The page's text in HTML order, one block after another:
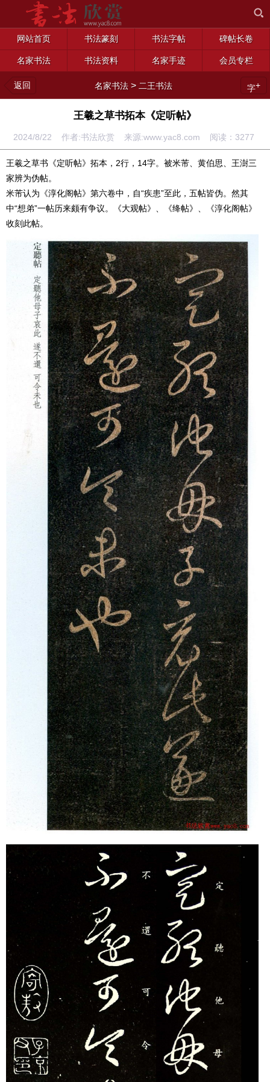
网站首页 书法篆刻 书法字帖 碑帖长卷
名家书法 书法资料 名家手迹 会员专栏
返回 名家书法 > 二王书法 字+
王羲之草书拓本《定听帖》
2024/8/22 作者:书法欣赏 来源:www.yac8.com 阅读： 3277
王羲之草书《定听帖》拓本，2行，14字。被米芾、黄伯思、王澍三
家辨为伪帖。
米芾认为《淳化阁帖》第六卷中，自“疾患”至此，五帖皆伪。然其
中“想弟”一帖历来颇有争议。《大观帖》、《绛帖》、《淳化阁帖》
收刻此帖。